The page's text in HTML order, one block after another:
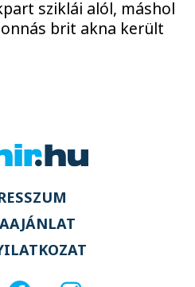
sziklái alól, máshol
brit akna került